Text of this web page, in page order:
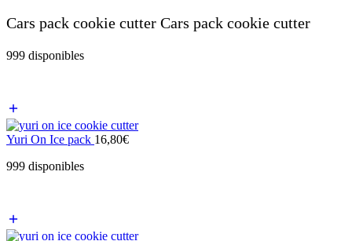
Cars pack cookie cutter Cars pack cookie cutter
999 disponibles
Yuri On Ice pack 16,80€
999 disponibles